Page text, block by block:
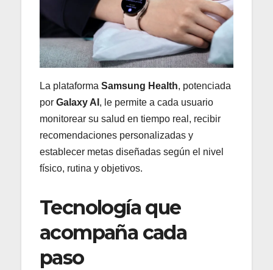
La plataforma Samsung Health, potenciada
por Galaxy AI , le permite a cada usuario
monitorear su salud en tiempo real, recibir
recomendaciones personalizadas y
establecer metas diseñadas según el nivel
físico, rutina y objetivos.
Tecnología que
acompaña cada
paso